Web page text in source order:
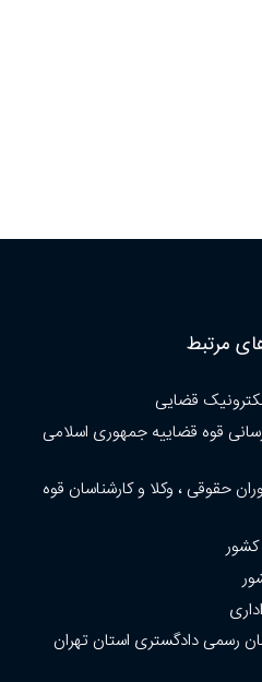
مرتبط
قضایی
قوه قضاییه جمهوری اسلامی
حقوقی ، وکلا و کارشناسان قوه
کشور
رسمی دادگستری استان تهران